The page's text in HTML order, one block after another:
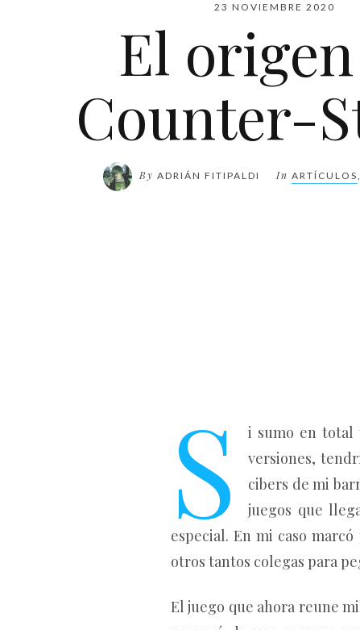
23 NOVIEMBRE 2020
El
Counter-
By ADRIÁN FITIPALDI In ARTÍCULOS,
S
i sumo en total
versiones,
cibers de mi
juegos que
especial. En mi caso
otros tantos colegas para
El juego que ahora reune